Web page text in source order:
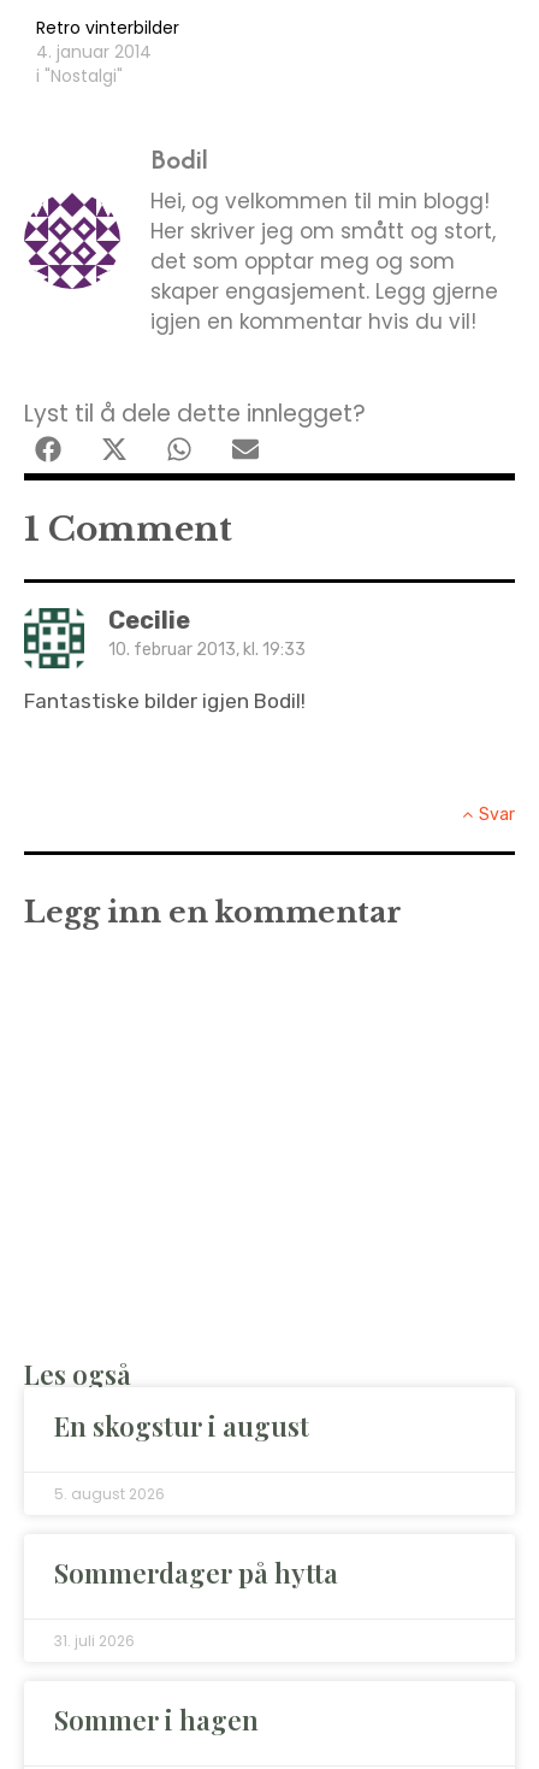
Retro vinterbilder
4. januar 2014
i "Nostalgi"
Bodil
Hei, og velkommen til min blogg!
Her skriver jeg om smått og stort,
det som opptar meg og som
skaper engasjement. Legg gjerne
igjen en kommentar hvis du vil!
Lyst til å dele dette innlegget?
1 Comment
Cecilie
10. februar 2013, kl. 19:33
Fantastiske bilder igjen Bodil!
Svar
Legg inn en kommentar
Les også
En skogstur i august
5. august 2026
Sommerdager på hytta
31. juli 2026
Sommer i hagen